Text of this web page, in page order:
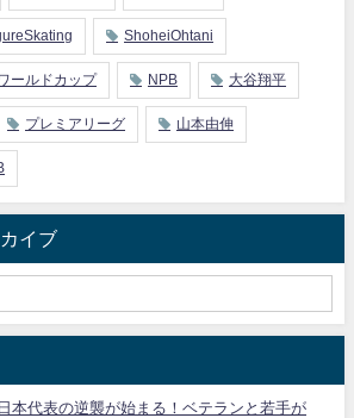
ShoheiOhtani
ールドカップ NPB 大谷翔平
プレミアリーグ 山本由伸
イブ
本代表の逆襲が始まる！ベテランと若手が